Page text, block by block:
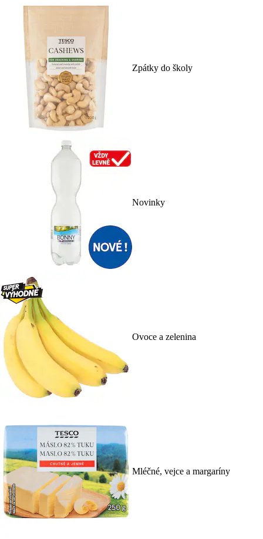
Zpátky do školy
Novinky
Ovoce a zelenina
Mléčné, vejce a margaríny